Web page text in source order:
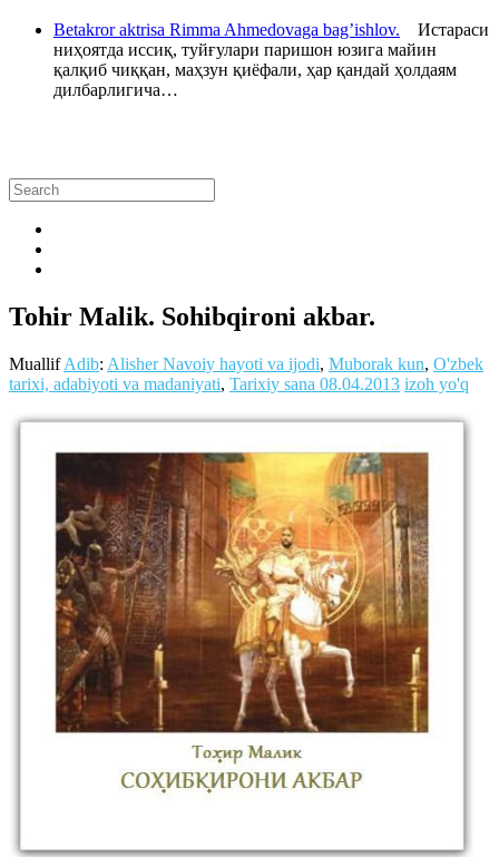
Betakror aktrisa Rimma Ahmedovaga bag’ishlov. Истараси
ниҳоятда иссиқ, туйғулари паришон юзига майин
қалқиб чиққан, маҳзун қиёфали, ҳар қандай ҳолдаям
дилбарлигича…
Tohir Malik. Sohibqironi akbar.
MuallifAdib: Alisher Navoiy hayoti va ijodi, Muborak kun, O'zbek
tarixi, adabiyoti va madaniyati, Tarixiy sana 08.04.2013 izoh yo'q